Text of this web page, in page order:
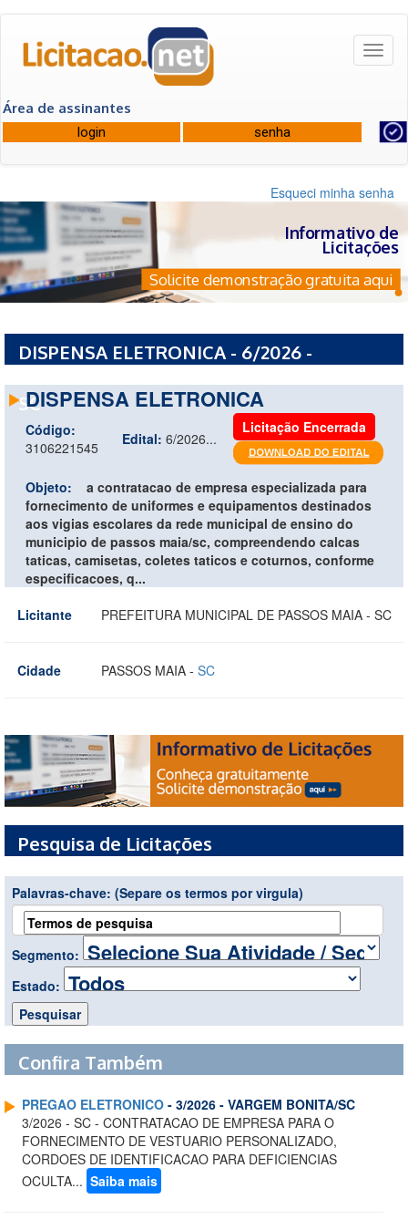
Área de assinantes
Esqueci minha senha
Informativo de
Licitações
Solicite demonstração gratuita aqui
DISPENSA ELETRONICA - 6/2026 -
SC
DISPENSA ELETRONICA
Código:
3106221545
Edital: 6/2026...
Licitação Encerrada
Objeto:
a contratacao de empresa especializada para
fornecimento de uniformes e equipamentos destinados
aos vigias escolares da rede municipal de ensino do
municipio de passos maia/sc, compreendendo calcas
taticas, camisetas, coletes taticos e coturnos, conforme
especificacoes, q...
Licitante
PREFEITURA MUNICIPAL DE PASSOS MAIA - SC
Cidade PASSOS MAIA - SC
Pesquisa de Licitações
Palavras-chave: (Separe os termos por virgula)
Segmento:
Estado:
Confira Também
PREGAO ELETRONICO - 3/2026 - VARGEM BONITA/SC
3/2026 - SC - CONTRATACAO DE EMPRESA PARA O
FORNECIMENTO DE VESTUARIO PERSONALIZADO,
CORDOES DE IDENTIFICACAO PARA DEFICIENCIAS
OCULTA... Saiba mais